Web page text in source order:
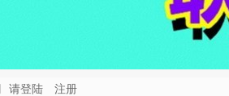
请登陆 注册